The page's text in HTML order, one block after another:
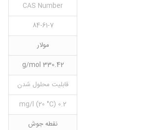
CAS Number
84-61-7
مولار
330.42 g/mol
قابلیت محلول شدن
0.2 mg/l (20 °C)
نقطه جوش